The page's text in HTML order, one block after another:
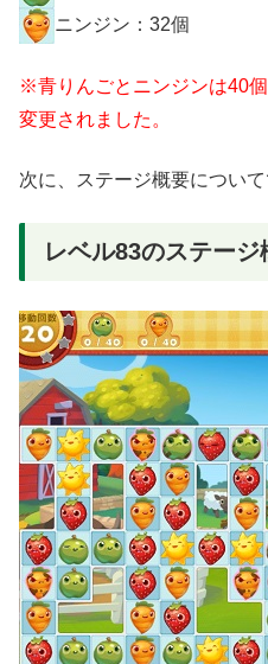
ニンジン：32個
※青りんごとニンジンは40
変更されました。
次に、ステージ概要について
レベル83のステージ